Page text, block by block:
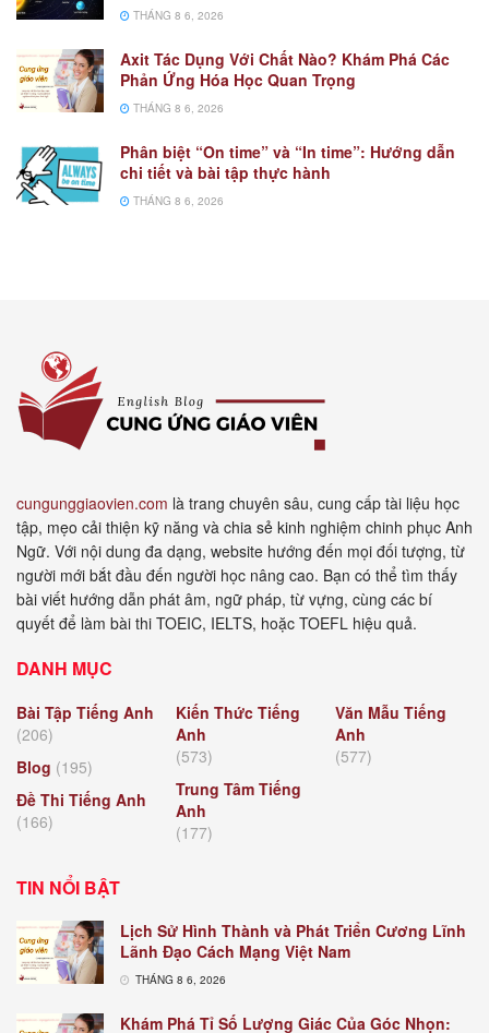
THÁNG 8 6, 2026
Axit Tác Dụng Với Chất Nào? Khám Phá Các
Phản Ứng Hóa Học Quan Trọng
THÁNG 8 6, 2026
Phân biệt “On time” và “In time”: Hướng dẫn
chi tiết và bài tập thực hành
THÁNG 8 6, 2026
cungunggiaovien.com là trang chuyên sâu, cung cấp tài liệu học
tập, mẹo cải thiện kỹ năng và chia sẻ kinh nghiệm chinh phục Anh
Ngữ. Với nội dung đa dạng, website hướng đến mọi đối tượng, từ
người mới bắt đầu đến người học nâng cao. Bạn có thể tìm thấy
bài viết hướng dẫn phát âm, ngữ pháp, từ vựng, cùng các bí
quyết để làm bài thi TOEIC, IELTS, hoặc TOEFL hiệu quả.
DANH MỤC
Bài Tập Tiếng Anh
(206)
Blog (195)
Đề Thi Tiếng Anh
(166)
Kiến Thức Tiếng
Anh
(573)
Trung Tâm Tiếng
Anh
(177)
Văn Mẫu Tiếng
Anh
(577)
TIN NỔI BẬT
Lịch Sử Hình Thành và Phát Triển Cương Lĩnh
Lãnh Đạo Cách Mạng Việt Nam
THÁNG 8 6, 2026
Khám Phá Tỉ Số Lượng Giác Của Góc Nhọn: